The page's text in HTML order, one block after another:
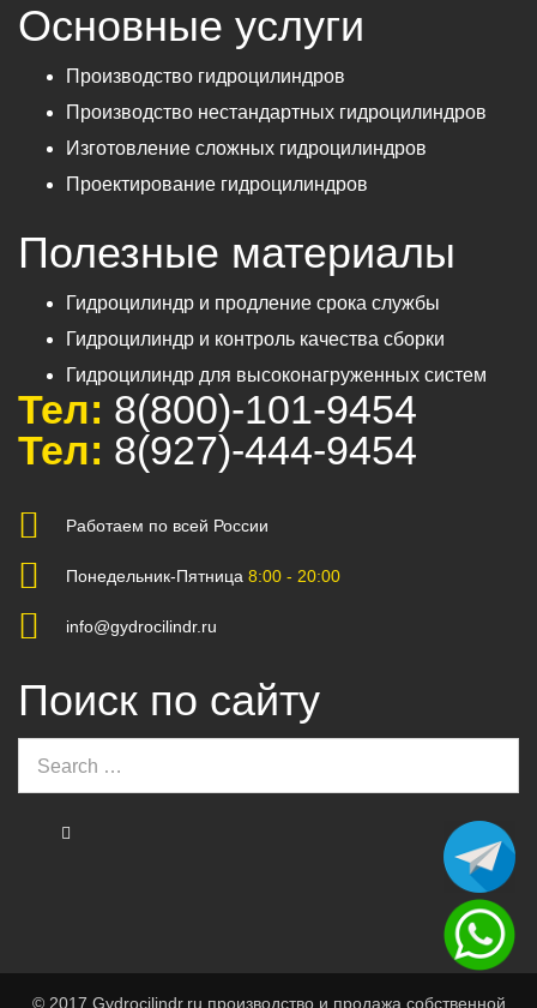
Основные услуги
Производство гидроцилиндров
Производство нестандартных гидроцилиндров
Изготовление сложных гидроцилиндров
Проектирование гидроцилиндров
Полезные материалы
Гидроцилиндр и продление срока службы
Гидроцилиндр и контроль качества сборки
Гидроцилиндр для высоконагруженных систем
Тел: 8(800)-101-9454
Тел: 8(927)-444-9454
Работаем по всей России
Понедельник-Пятница 8:00 - 20:00
info@gydrocilindr.ru
Поиск по сайту
© 2017 Gydrocilindr.ru производство и продажа собственной